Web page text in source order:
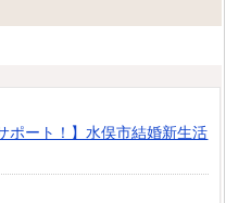
ポート！】水俣市結婚新生活